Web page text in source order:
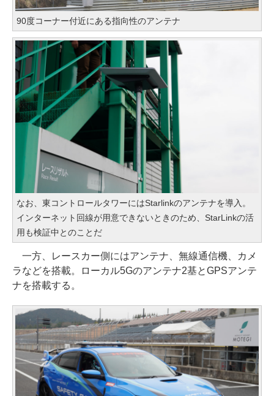
90度コーナー付近にある指向性のアンテナ
なお、東コントロールタワーにはStarlinkのアンテナを導入。
インターネット回線が用意できないときのため、StarLinkの活
用も検証中とのことだ
一方、レースカー側にはアンテナ、無線通信機、カメ
ラなどを搭載。ローカル5Gのアンテナ2基とGPSアンテ
ナを搭載する。